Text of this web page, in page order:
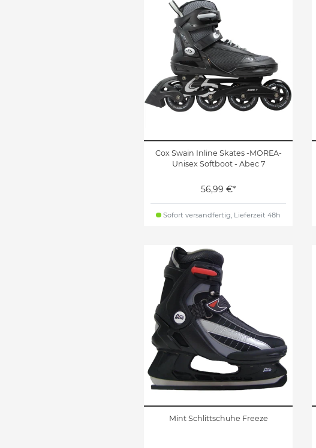
Cox Swain Inline Skates -MOREA-
Unisex Softboot - Abec 7
56,99 €*
Sofort versandfertig, Lieferzeit 48h
Mint Schlittschuhe Freeze